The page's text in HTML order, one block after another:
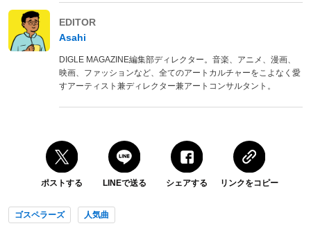
EDITOR
Asahi
DIGLE MAGAZINE編集部ディレクター。音楽、アニメ、漫画、
映画、ファッションなど、全てのアートカルチャーをこよなく愛
すアーティスト兼ディレクター兼アートコンサルタント。
ポストする LINEで送る シェアする リンクをコピー
ゴスペラーズ 人気曲